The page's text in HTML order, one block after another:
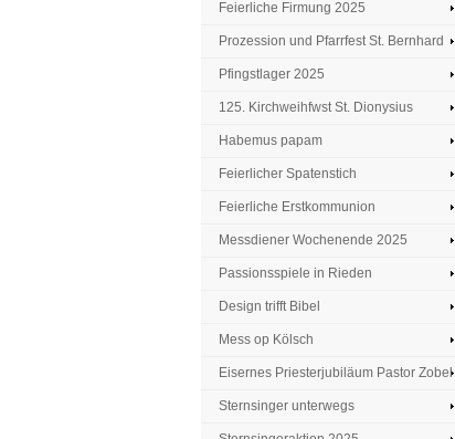
Feierliche Firmung 2025
Prozession und Pfarrfest St. Bernhard
Pfingstlager 2025
125. Kirchweihfwst St. Dionysius
Habemus papam
Feierlicher Spatenstich
Feierliche Erstkommunion
Messdiener Wochenende 2025
Passionsspiele in Rieden
Design trifft Bibel
Mess op Kölsch
Eisernes Priesterjubiläum Pastor Zobel
Sternsinger unterwegs